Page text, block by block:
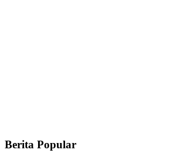
Berita Popular